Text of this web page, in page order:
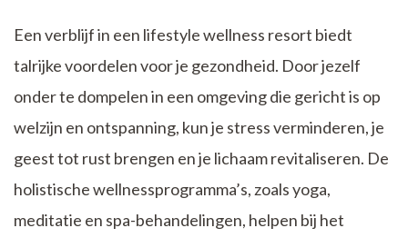
Een verblijf in een lifestyle wellness resort biedt
talrijke voordelen voor je gezondheid. Door jezelf
onder te dompelen in een omgeving die gericht is op
welzijn en ontspanning, kun je stress verminderen, je
geest tot rust brengen en je lichaam revitaliseren. De
holistische wellnessprogramma’s, zoals yoga,
meditatie en spa-behandelingen, helpen bij het